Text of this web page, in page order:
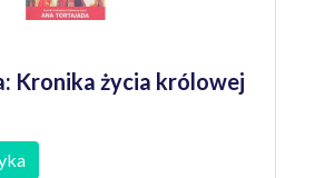
Kronika życia królowej